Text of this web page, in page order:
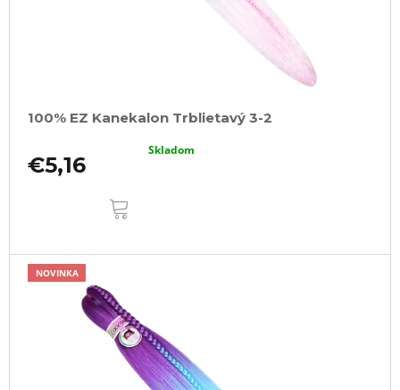
100% EZ Kanekalon Trblietavý 3-2
€5,16
Skladom
NOVINKA